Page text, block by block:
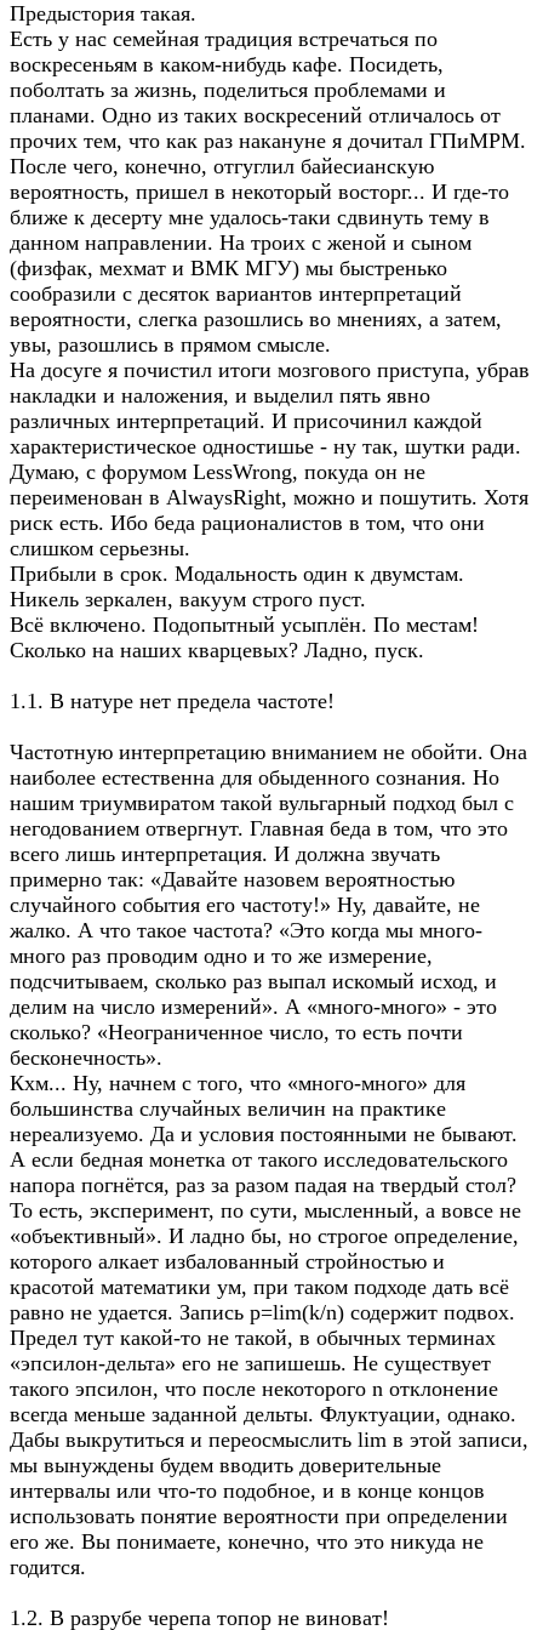
Предыстория такая.
Есть у нас семейная традиция встречаться по
воскресеньям в каком-нибудь кафе. Посидеть,
поболтать за жизнь, поделиться проблемами и
планами. Одно из таких воскресений отличалось от
прочих тем, что как раз накануне я дочитал ГПиМРМ.
После чего, конечно, отгуглил байесианскую
вероятность, пришел в некоторый восторг... И где-то
ближе к десерту мне удалось-таки сдвинуть тему в
данном направлении. На троих с женой и сыном
(физфак, мехмат и ВМК МГУ) мы быстренько
сообразили с десяток вариантов интерпретаций
вероятности, слегка разошлись во мнениях, а затем,
увы, разошлись в прямом смысле.
На досуге я почистил итоги мозгового приступа, убрав
накладки и наложения, и выделил пять явно
различных интерпретаций. И присочинил каждой
характеристическое одностишье - ну так, шутки ради.
Думаю, с форумом LessWrong, покуда он не
переименован в AlwaysRight, можно и пошутить. Хотя
риск есть. Ибо беда рационалистов в том, что они
слишком серьезны.
Прибыли в срок. Модальность один к двумстам.
Никель зеркален, вакуум строго пуст.
Всё включено. Подопытный усыплён. По местам!
Сколько на наших кварцевых? Ладно, пуск.
1.1. В натуре нет предела частоте!
Частотную интерпретацию вниманием не обойти. Она
наиболее естественна для обыденного сознания. Но
нашим триумвиратом такой вульгарный подход был с
негодованием отвергнут. Главная беда в том, что это
всего лишь интерпретация. И должна звучать
примерно так: «Давайте назовем вероятностью
случайного события его частоту!» Ну, давайте, не
жалко. А что такое частота? «Это когда мы много-
много раз проводим одно и то же измерение,
подсчитываем, сколько раз выпал искомый исход, и
делим на число измерений». А «много-много» - это
сколько? «Неограниченное число, то есть почти
бесконечность».
Кхм... Ну, начнем с того, что «много-много» для
большинства случайных величин на практике
нереализуемо. Да и условия постоянными не бывают.
А если бедная монетка от такого исследовательского
напора погнётся, раз за разом падая на твердый стол?
То есть, эксперимент, по сути, мысленный, а вовсе не
«объективный». И ладно бы, но строгое определение,
которого алкает избалованный стройностью и
красотой математики ум, при таком подходе дать всё
равно не удается. Запись p=lim(k/n) содержит подвох.
Предел тут какой-то не такой, в обычных терминах
«эпсилон-дельта» его не запишешь. Не существует
такого эпсилон, что после некоторого n отклонение
всегда меньше заданной дельты. Флуктуации, однако.
Дабы выкрутиться и переосмыслить lim в этой записи,
мы вынуждены будем вводить доверительные
интервалы или что-то подобное, и в конце концов
использовать понятие вероятности при определении
его же. Вы понимаете, конечно, что это никуда не
годится.
1.2. В разрубе черепа топор не виноват!